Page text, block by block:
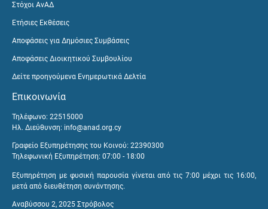
Στόχοι ΑνΑΔ
Ετήσιες Εκθέσεις
Αποφάσεις για Δημόσιες Συμβάσεις
Αποφάσεις Διοικητικού Συμβουλίου
Δείτε προηγούμενα Ενημερωτικά Δελτία
Επικοινωνία
Τηλέφωνο: 22515000
Ηλ. Διεύθυνση: info@anad.org.cy
Γραφείο Εξυπηρέτησης του Κοινού: 22390300
Τηλεφωνική Εξυπηρέτηση: 07:00 - 18:00
Εξυπηρέτηση με φυσική παρουσία γίνεται από τις 7:00 μέχρι τις 16:00,
μετά από διευθέτηση συνάντησης.
Αναβύσσου 2, 2025 Στρόβολος